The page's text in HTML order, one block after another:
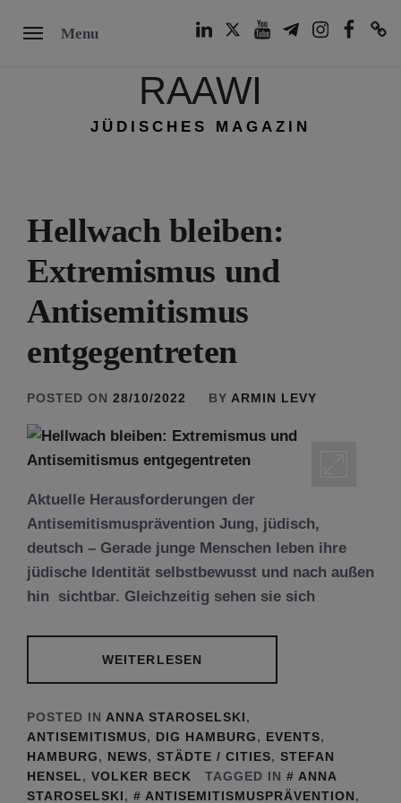
Menu
RAAWI
JÜDISCHES MAGAZIN
Hellwach bleiben:
Extremismus und
Antisemitismus
entgegentreten
POSTED ON 28/10/2022 BY ARMIN LEVY
Aktuelle Herausforderungen der
Antisemitismusprävention Jung, jüdisch,
deutsch – Gerade junge Menschen leben ihre
jüdische Identität selbstbewusst und nach außen
hin sichtbar. Gleichzeitig sehen sie sich
WEITERLESEN
POSTED IN ANNA STAROSELSKI,
ANTISEMITISMUS, DIG HAMBURG, EVENTS,
HAMBURG, NEWS, STÄDTE / CITIES, STEFAN
HENSEL, VOLKER BECK TAGGED IN
ANNA
STAROSELSKI, ANTISEMITISMUSPRÄVENTION,